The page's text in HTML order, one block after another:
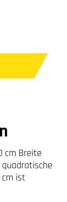
cm Breite
ist